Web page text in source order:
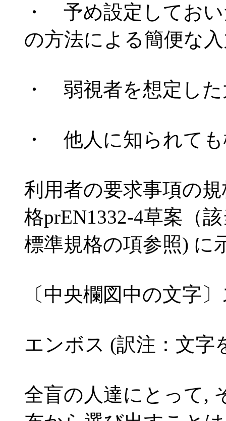
・ 予め設定してお
の方法による簡便な
・ 弱視者を想定し
・ 他人に知られて
利用者の要求事項の
格prEN1332-4草案（
標準規格の項参照) に
〔中央欄図中の文字
エンボス (訳注：文字
全盲の人達にとって,